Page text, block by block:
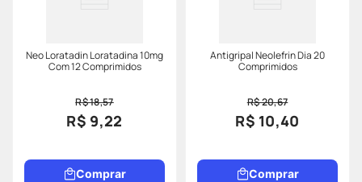
Neo Loratadin Loratadina 10mg
Com 12 Comprimidos
R$ 18,57
R$ 9,22
Comprar
Antigripal Neolefrin Dia 20
Comprimidos
R$ 20,67
R$ 10,40
Comprar